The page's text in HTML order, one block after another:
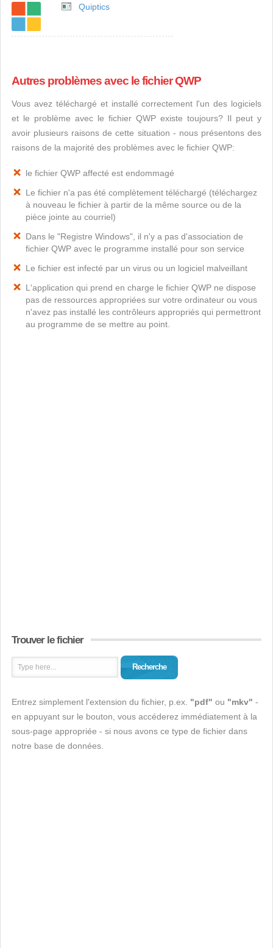
Quiptics
Autres problèmes avec le fichier QWP
Vous avez téléchargé et installé correctement l'un des logiciels
et le problème avec le fichier QWP existe toujours? Il peut y
avoir plusieurs raisons de cette situation - nous présentons des
raisons de la majorité des problèmes avec le fichier QWP:
le fichier QWP affecté est endommagé
Le fichier n'a pas été complètement téléchargé (téléchargez
à nouveau le fichier à partir de la même source ou de la
pièce jointe au courriel)
Dans le "Registre Windows", il n'y a pas d'association de
fichier QWP avec le programme installé pour son service
Le fichier est infecté par un virus ou un logiciel malveillant
L'application qui prend en charge le fichier QWP ne dispose
pas de ressources appropriées sur votre ordinateur ou vous
n'avez pas installé les contrôleurs appropriés qui permettront
au programme de se mettre au point.
Trouver le fichier
Recherche
Entrez simplement l'extension du fichier, p.ex. "pdf" ou "mkv" -
en appuyant sur le bouton, vous accéderez immédiatement à la
sous-page appropriée - si nous avons ce type de fichier dans
notre base de données.